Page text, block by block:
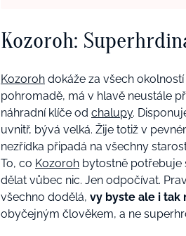
Kozoroh:
Kozoroh dokáže za všech
pohromadě, má v hlavě neustále
náhradní klíče od chalupy.
uvnitř, bývá velká. Žije totiž v
nezřídka připadá na všechny
To, co Kozoroh bytostně potřebuje
dělat vůbec nic. Jen odpočívat.
všechno dodělá, vy byste ale i tak
obyčejným člověkem, a ne